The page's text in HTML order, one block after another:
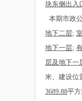
块东侧出入
本期市政
地下二层;
地下一层;
层及地下一
米、建设位
3689.88平